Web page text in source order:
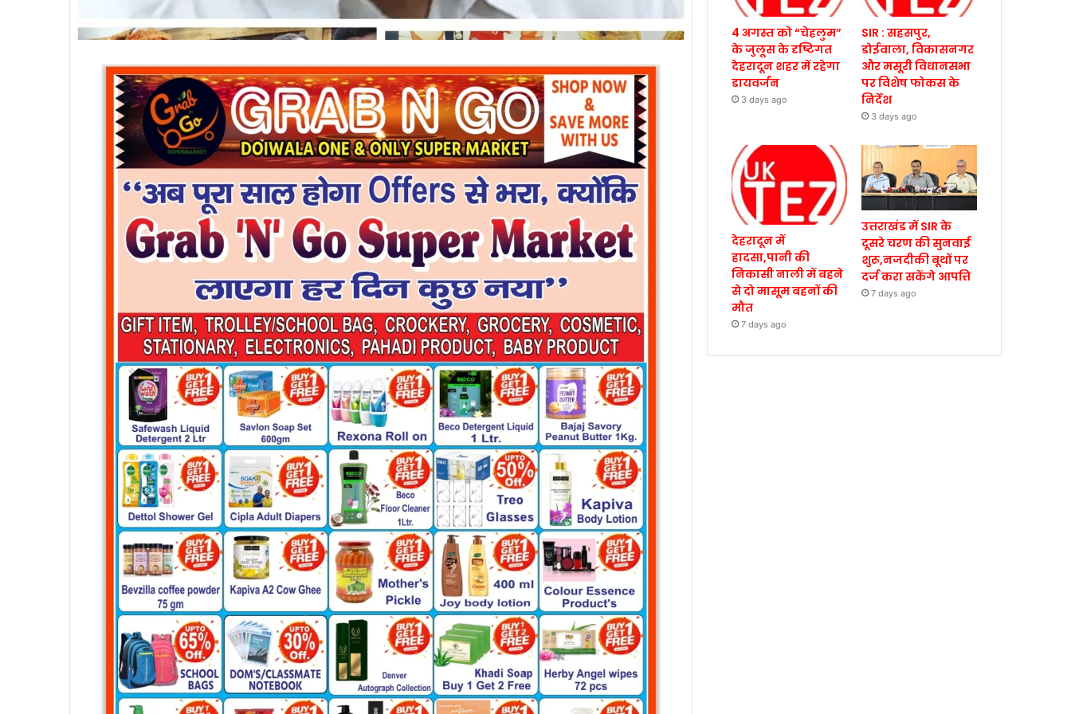
4 अगस्त को “चेहलुम”
के जुलूस के दृष्टिगत
देहरादून शहर में रहेगा
डायवर्जन
3 days ago
SIR : सहसपुर,
डोईवाला, विकासनगर
और मसूरी विधानसभा
पर विशेष फोकस के
निर्देश
3 days ago
देहरादून में
हादसा,पानी की
निकासी नाली में बहने
से दो मासूम बहनों की
मौत
7 days ago
उत्तराखंड में SIR के
दूसरे चरण की सुनवाई
शुरू,नजदीकी बूथों पर
दर्ज करा सकेंगे आपत्ति
7 days ago